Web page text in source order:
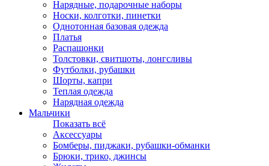
Нарядные, подарочные наборы
Носки, колготки, пинетки
Однотонная базовая одежда
Платья
Распашонки
Толстовки, свитшоты, лонгсливы
Футболки, рубашки
Шорты, капри
Теплая одежда
Нарядная одежда
Мальчики
Показать всё
Аксессуары
Бомберы, пиджаки, рубашки-обманки
Брюки, трико, джинсы